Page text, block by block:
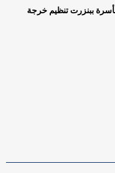
ببنزرت تنظيم خرجة